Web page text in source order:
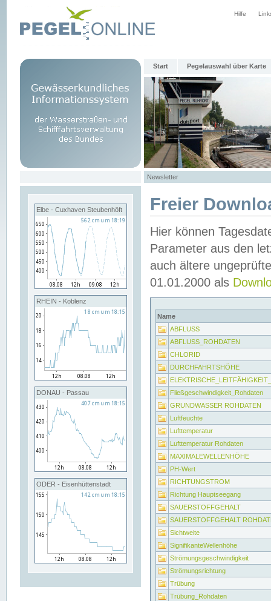
Hilfe
Start Pegelauswahl über Karte
Newsletter
Elbe - Cuxhaven Steubenhöft
RHEIN - Koblenz
DONAU - Passau
ODER - Eisenhüttenstadt
Freier
Hier können
Parameter aus den
auch ältere
01.01.2000 als
Name
ABFLUSS
ABFLUSS_ROHDATEN
CHLORID
DURCHFAHRTSHÖHE
Fließgeschwindigkeit_Rohdaten
GRUNDWASSER ROHDATEN
Luftfeuchte
Lufttemperatur
Lufttemperatur Rohdaten
MAXIMALEWELLENHÖHE
PH-Wert
RICHTUNGSTROM
Richtung Hauptseegang
SAUERSTOFFGEHALT
SAUERSTOFFGEHALT
Sichtweite
SignifikanteWellenhöhe
Strömungsgeschwindigkeit
Strömungsrichtung
Trübung
Trübung_Rohdaten